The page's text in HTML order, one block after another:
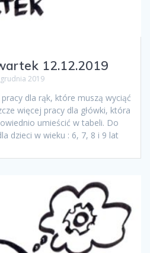
12.12.2019
2019
dla rąk, które muszą wyciąć
więcej pracy dla główki, która
umieścić w tabeli. Do
dzieci w wieku : 6, 7, 8 i 9 lat